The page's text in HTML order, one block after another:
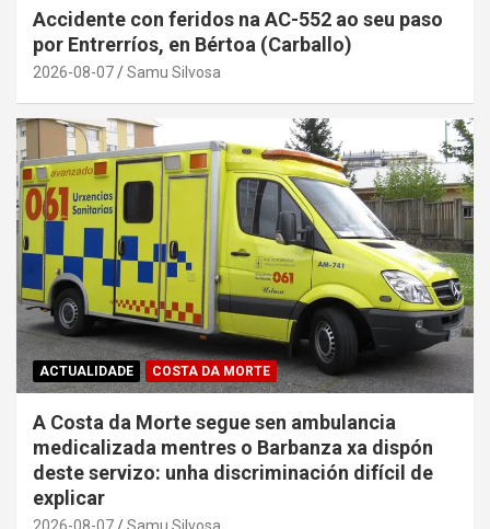
Accidente con feridos na AC-552 ao seu paso
por Entrerríos, en Bértoa (Carballo)
2026-08-07 Samu Silvosa
ACTUALIDADE COSTA DA MORTE
A Costa da Morte segue sen ambulancia
medicalizada mentres o Barbanza xa dispón
deste servizo: unha discriminación difícil de
explicar